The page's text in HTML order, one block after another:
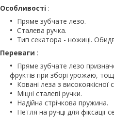
Особливості :
Пряме зубчате лезо.
Сталева ручка.
Тип секатора - ножиці.
Переваги :
Пряме зубчате лезо
фруктів при зборі урожаю,
Ковані леза з високоякісної
Міцні сталеві ручки.
Надійна стрічкова пружина.
Петля на ручці для фіксації